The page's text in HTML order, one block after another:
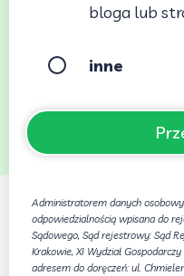
bloga lub
inne
Administratorem danych
odpowiedzialnością wpisana do
Sądowego, Sąd rejestrowy: Sąd
Krakowie, XI Wydział
adresem do doręczeń: ul.